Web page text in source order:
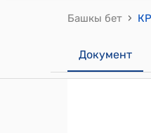
Башкы бет ›
Документ